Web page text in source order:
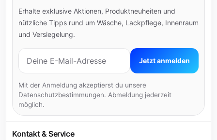
Erhalte exklusive Aktionen, Produktneuheiten und
nützliche Tipps rund um Wäsche, Lackpflege, Innenraum
und Versiegelung.
E-Mail-Adresse
Jetzt anmelden
Mit der Anmeldung akzeptierst du unsere
Datenschutzbestimmungen. Abmeldung jederzeit
möglich.
Kontakt & Service